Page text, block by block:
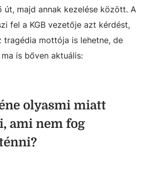
út, majd annak kezelése között. A
fel a KGB vezetője azt kérdést,
tragédia mottója is lehetne, de
is bőven aktuális:
olyasmi miatt
ami nem fog